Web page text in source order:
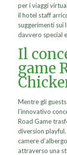
per i viaggi
il hotel staff
suggerimenti sui
davvero special
Il
game
Mentre gli
l’innovativo
Road Game
diversion
camere
attraverso una